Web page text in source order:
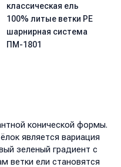
классическая ель
100% литые ветки PE
шарнирная система
ПМ-1801
18,8
0,243
конической формы.
является вариация
зеленый градиент с
ветки ели становятся